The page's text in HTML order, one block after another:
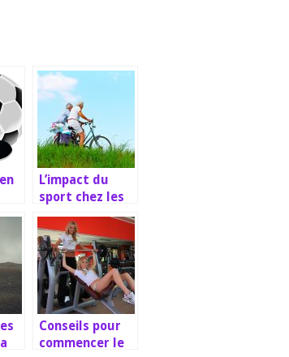
L’impact du
sport chez les
personnes
âgées
Conseils pour
commencer le